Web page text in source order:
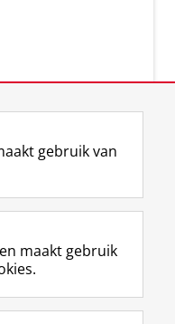
L
i
k
e
I
R
S
-
f
e
I
n
t
r
Y
o
T
e
gebruik van
maakt gebruik